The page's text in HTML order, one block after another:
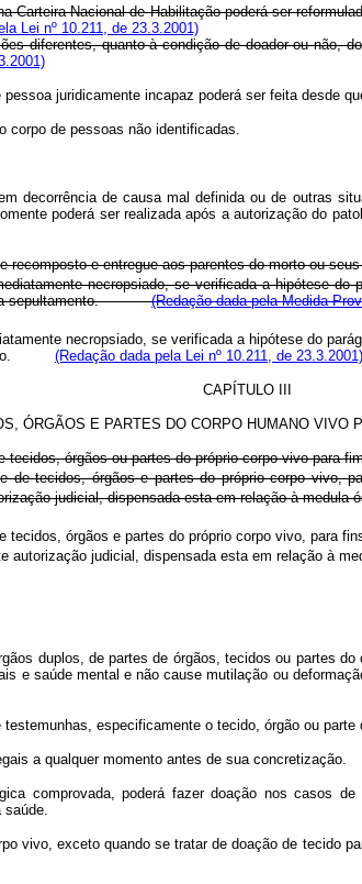
Carteira Nacional de Habilitação poderá ser
Lei nº 10.211, de 23.3.2001)
diferentes, quanto à condição de doador
juridicamente incapaz poderá ser feita desde
de pessoas não identificadas.
decorrência de causa mal definida ou de outras
poderá ser realizada após a autorização do
e entregue aos parentes do morto ou
necropsiado, se verificada a hipótese do
para sepultamento.(Redação dada pela Medida
necropsiado, se verificada a hipótese do
(Redação dada pela Lei nº 10.211, de 23.3.2001)
CAPÍTULO III
ÓRGÃOS E PARTES DO CORPO HUMANO VIVO
órgãos ou partes do próprio corpo vivo para
tecidos, órgãos e partes do próprio corpo vivo,
judicial, dispensada esta em relação à
órgãos e partes do próprio corpo vivo, para
autorização judicial, dispensada esta em relação
duplos, de partes de órgãos, tecidos ou partes
e saúde mental e não cause mutilação ou
especificamente o tecido, órgão ou parte
a qualquer momento antes de sua concretização.
comprovada, poderá fazer doação nos casos
saúde.
vivo, exceto quando se tratar de doação de tecido